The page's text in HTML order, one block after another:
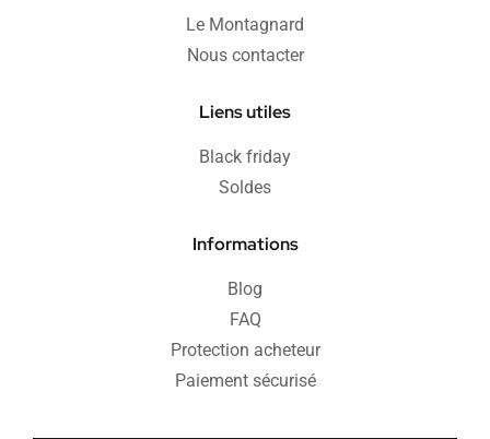
Le Montagnard
Nous contacter
Liens utiles
Black friday
Soldes
Informations
Blog
FAQ
Protection acheteur
Paiement sécurisé